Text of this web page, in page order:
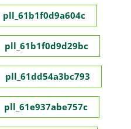
pll_61b1f0d9a604c
pll_61b1f0d9d29bc
pll_61dd54a3bc793
pll_61e937abe757c